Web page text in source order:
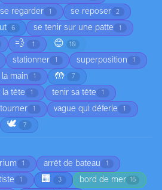
se regarder 1 se reposer 2
6 se tenir sur une patte 1
💨 1 😊 10
stationner 1 superposition 1
main 1 🤲 7
la tête 1 tenir sa tête 1
tourner 1 vague qui déferle 1
🕊️ 7
1 arrêt de bateau 1
1 🏢 3 bord de mer 16